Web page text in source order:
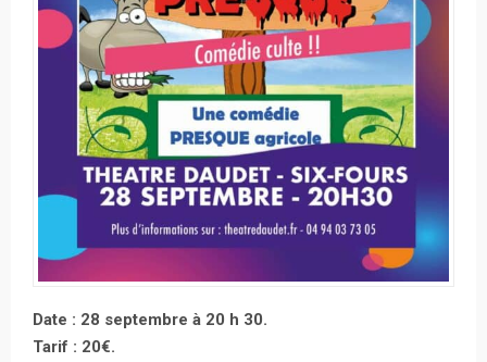
Date : 28 septembre à 20 h 30.
Tarif : 20€.